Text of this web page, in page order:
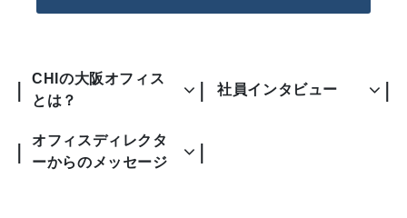
CHIの大阪オフィス
とは？
社員インタビュー
オフィスディレクタ
ーからのメッセージ